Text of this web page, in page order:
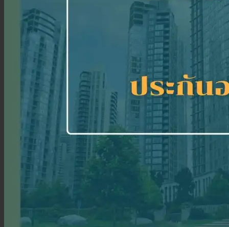
ลูกค้าองค์กร
ประกันความเสี่ยงภัยทรัพย์สิน (IAR)
ประกันคีย์แมน
ค้นหาประกันสุขภาพ
บทความ
สมัครตัวแทน
เข้าสู่ระบบตัวแทน